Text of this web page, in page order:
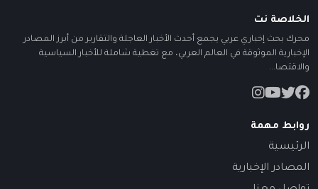
الخلاصة نت
محرك بحث إخباري عربي يجمع أحدث الأخبار العاجلة والتقارير من أبرز المصادر
الإخبارية الموثوقة في العالم العربي، مع تغطية شاملة للأخبار السياسية
والاقتصا...
روابط مهمة
الرئيسية
المصادر الإخبارية